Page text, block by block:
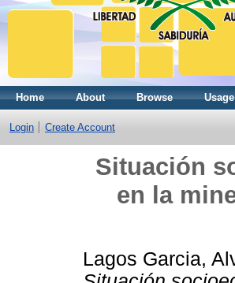
Home About Browse
Login Create Account
Situación
en la
Lagos Garcia,